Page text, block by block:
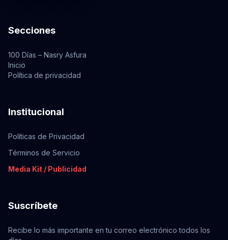
Secciones
100 Días – Nasry Asfura
Inicio
Política de privacidad
Institucional
Políticas de Privacidad
Términos de Servicio
Media Kit / Publicidad
Suscríbete
Recibe lo más importante en tu correo electrónico todos los